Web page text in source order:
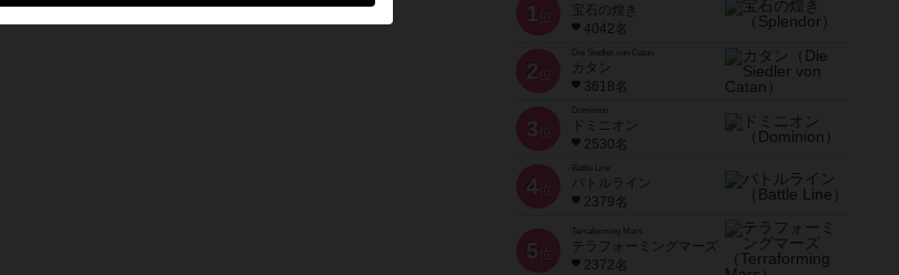
1 位
宝石の煌き
4042名
2 位
Die Siedler von Catan
カタン
3618名
3 位
ドミニオン
2530名
4位
Battle Line
バトルライン
2379名
5 位
Terraforming Mars
テラフォーミングマーズ
2372名